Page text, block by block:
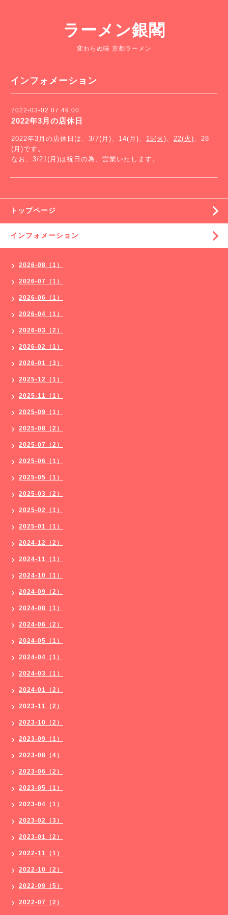
ラーメン銀閣
変わらぬ味 京都ラーメン
インフォメーション
2022-03-02 07:49:00
2022年3月の店休日
2022年3月の店休日は、3/7(月)、14(月)、 15(火)、 22(火)、28
(月)です。
なお、3/21(月)は祝日の為、営業いたします。
トップページ
インフォメーション
2026-08（1）
2026-07（1）
2026-06（1）
2026-04（1）
2026-03（2）
2026-02（1）
2026-01（3）
2025-12（1）
2025-11（1）
2025-09（1）
2025-08（2）
2025-07（2）
2025-06（1）
2025-05（1）
2025-03（2）
2025-02（1）
2025-01（1）
2024-12（2）
2024-11（1）
2024-10（1）
2024-09（2）
2024-08（1）
2024-06（2）
2024-05（1）
2024-04（1）
2024-03（1）
2024-01（2）
2023-11（2）
2023-10（2）
2023-09（1）
2023-08（4）
2023-06（2）
2023-05（1）
2023-04（1）
2023-02（3）
2023-01（2）
2022-11（1）
2022-10（2）
2022-09（5）
2022-07（2）